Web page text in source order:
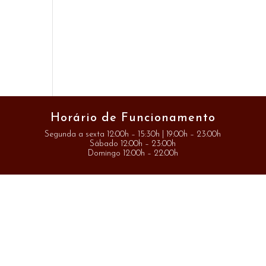
Horário de Funcionamento
Segunda a sexta 12:00h – 15:30h | 19:00h – 23:00h
Sábado 12:00h – 23:00h
Domingo 12:00h – 22:00h